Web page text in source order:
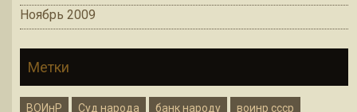
Ноябрь 2009
Метки
ВОИнР Суд народа банк народу воинр ссср